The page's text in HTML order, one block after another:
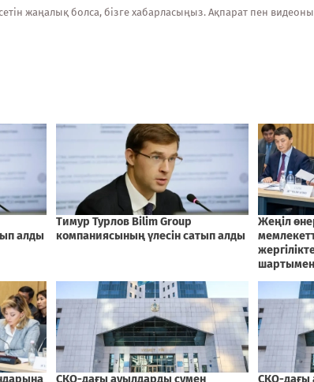
жаңалық болса, бізге хабарласыңыз. Ақпарат пен видеоны